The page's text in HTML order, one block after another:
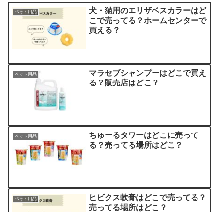
ペット用品
犬・猫用のエリザベスカラーはど
こで売ってる？ホームセンターで
買える？
ペット用品
マラセブシャンプーはどこで買え
る？販売店はどこ？
ペット用品
ちゅーるタワーはどこに売って
る？売ってる場所はどこ？
ペット用品
ヒビクス軟膏はどこで売ってる？
売ってる場所はどこ？